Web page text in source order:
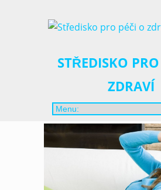
STŘEDISKO
ZDRAVÍ
0
1
2
3